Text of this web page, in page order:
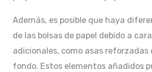
Además, es posible que haya
de las bolsas de papel debido a
adicionales, como asas reforzadas
fondo. Estos elementos añadidos